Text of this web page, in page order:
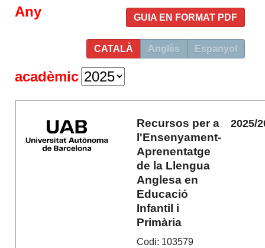
GUIA EN FORMAT PDF
CATALÀ Anglès Espanyol
Any
acadèmic
Recursos per a
l'Ensenyament-
Aprenentatge
de la Llengua
Anglesa en
Educació
Infantil i
Primària
Codi: 103579
2025/